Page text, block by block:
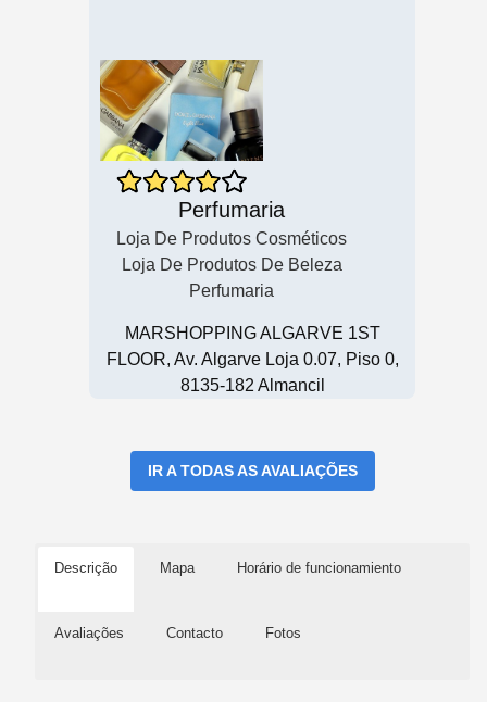
Perfumaria
Loja De Produtos Cosméticos
Loja De Produtos De Beleza
Perfumaria
MARSHOPPING ALGARVE 1ST
FLOOR, Av. Algarve Loja 0.07, Piso 0,
8135-182 Almancil
IR A TODAS AS AVALIAÇÕES
Descrição Mapa Horário de funcionamiento
Avaliações Contacto Fotos